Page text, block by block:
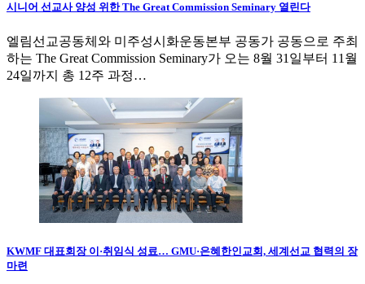
시니어 선교사 양성 위한 The Great Commission Seminary 열린다
엘림선교공동체와 미주성시화운동본부 공동가 공동으로 주최
하는 The Great Commission Seminary가 오는 8월 31일부터 11월
24일까지 총 12주 과정…
KWMF 대표회장 이·취임식 성료… GMU·은혜한인교회, 세계선교 협력의 장
마련